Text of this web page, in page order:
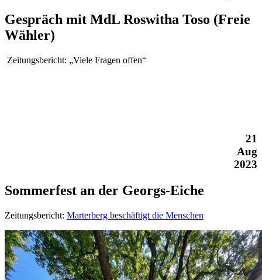
Gespräch mit MdL Roswitha Toso (Freie
Wähler)
Zeitungsbericht: „Viele Fragen offen“
21
Aug
2023
Sommerfest an der Georgs-Eiche
Zeitungsbericht: Marterberg beschäftigt die Menschen